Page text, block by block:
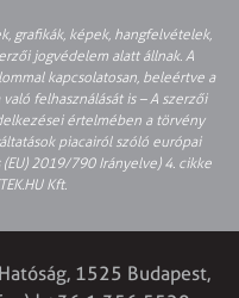
grafikák, képek, hangfelvételek,
jogvédelem alatt állnak. A
kapcsolatosan, beleértve a
felhasználását is – A szerzői
értelmében a törvény
piacairól szóló európai
(EU) 2019/790 Irányelve) 4. cikke
Kft.
1525 Budapest,